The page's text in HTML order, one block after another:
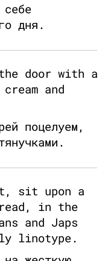
себе
дня.
door with a
and
поцелуем,
sit upon a
read, in the
and Japs
linotype.